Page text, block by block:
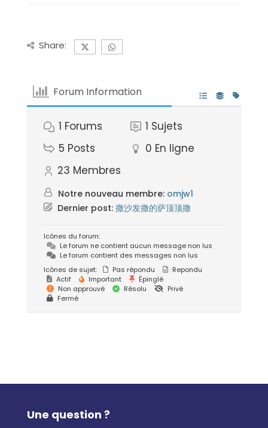
Share:
Forum Information
1 Forums 1 Sujets
5 Posts 0 En ligne
23 Membres
Notre nouveau membre: omjw1
Dernier post: 撒沙发撒的萨顶顶撒
Icônes du forum:
Le forum ne contient aucun message non lus
Le forum contient des messages non lus
Icônes de sujet:
Pas répondu
Repondu
Actif
Important
Épinglé
Non approuvé
Résolu
Privé
Fermé
Une question ?